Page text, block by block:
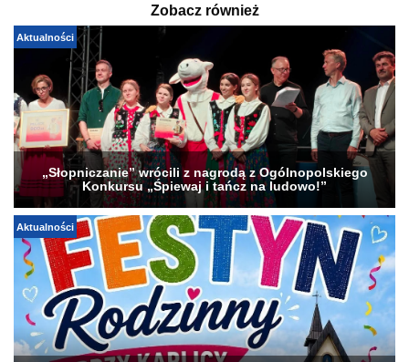
Zobacz również
Aktualności
„Słopniczanie” wrócili z nagrodą z Ogólnopolskiego
Konkursu „Śpiewaj i tańcz na ludowo!”
Aktualności